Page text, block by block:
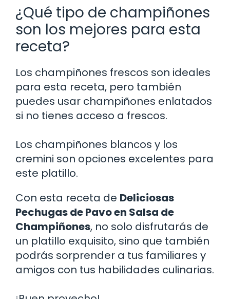
¿Qué tipo de champiñones
son los mejores para esta
receta?
Los champiñones frescos son ideales
para esta receta, pero también
puedes usar champiñones enlatados
si no tienes acceso a frescos.
Los champiñones blancos y los
cremini son opciones excelentes para
este platillo.
Con esta receta de Deliciosas
Pechugas de Pavo en Salsa de
Champiñones, no solo disfrutarás de
un platillo exquisito, sino que también
podrás sorprender a tus familiares y
amigos con tus habilidades culinarias.